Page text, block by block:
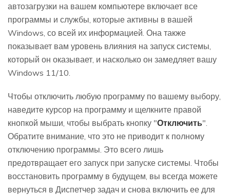
автозагрузки на вашем компьютере включает все
программы и службы, которые активны в вашей
Windows, со всей их информацией. Она также
показывает вам уровень влияния на запуск системы,
который он оказывает, и насколько он замедляет вашу
Windows 11/10.
Чтобы отключить любую программу по вашему выбору,
наведите курсор на программу и щелкните правой
кнопкой мыши, чтобы выбрать кнопку "Отключить".
Обратите внимание, что это не приводит к полному
отключению программы. Это всего лишь
предотвращает его запуск при запуске системы. Чтобы
восстановить программу в будущем, вы всегда можете
вернуться в Диспетчер задач и снова включить ее для